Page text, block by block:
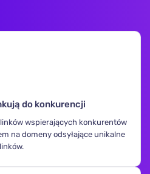
do konkurencji
wspierających konkurentów
na domeny odsyłające unikalne